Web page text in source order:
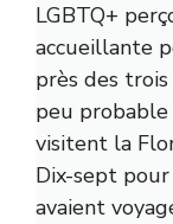
LGBTQ+
accueillante
près des
peu
visitent la
Dix-sept
avaient